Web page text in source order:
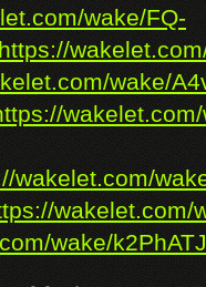
wake/FQ-
https://
wake/
wakelet.com/
wakelet.com/
wake/